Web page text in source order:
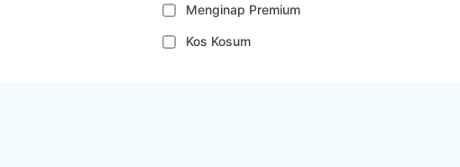
Menginap Premium
Kos Kosum